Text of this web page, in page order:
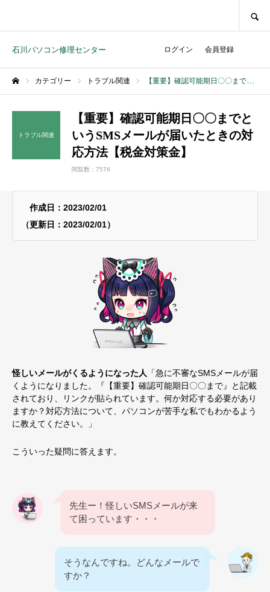
石川パソコン修理センター ログイン 会員登録
カテゴリー トラブル関連 【重要】確認可能期日〇〇までというSMSメールが届いたときの対応方法【税金対策金】
トラブル関連
【重要】確認可能期日〇〇までと
いうSMSメールが届いたときの対
応方法【税金対策金】
閲覧数：7576
作成日：2023/02/01
（更新日：2023/02/01）
怪しいメールがくるようになった 人
「急に不審なSMSメールが届
くようになりました。『【重要】確認可能期日〇〇まで』と記載
されており、リンクが貼られています。何か対応する必要があり
ますか？対応方法について、パソコンが苦手な私でもわかるよう
に教えてください。」
こういった疑問に答えます。
先生ー！怪しいSMSメールが来
て困っています・・・
そうなんですね。どんなメールで
すか？